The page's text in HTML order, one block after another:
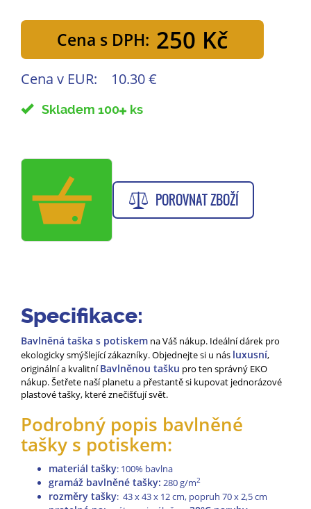
Cena s DPH: 250 Kč
Cena v EUR: 10.30 €
Skladem 100 ks
POROVNAT ZBOŽÍ
Specifikace:
Bavlněná taška s potiskem na Váš nákup. Ideální dárek pro
ekologicky smýšlející zákazníky. Objednejte si u nás luxusní,
originální a kvalitníBavlněnou tašku pro ten správný EKO
nákup. Šetřete naší planetu a přestantě si kupovat jednorázové
plastové tašky, které znečišťují svět.
Podrobný popis bavlněné
tašky s potiskem:
materiál tašky: 100% bavlna
gramáž bavlněné tašky: 280 g/m2
rozměry tašky: 43 x 43 x 12 cm, popruh 70 x 2,5 cm